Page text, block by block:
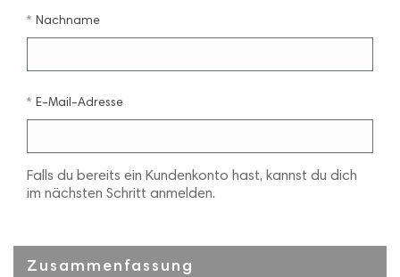
Nachname
E-Mail-Adresse
Falls du bereits ein Kundenkonto hast, kannst du dich
im nächsten Schritt anmelden.
Zusammenfassung